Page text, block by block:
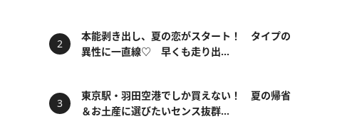
本能剥き出し、夏の恋がスタート！ タイプの
異性に一直線♡ 早くも走り出...
東京駅・羽田空港でしか買えない！ 夏の帰省
＆お土産に選びたいセンス抜群...